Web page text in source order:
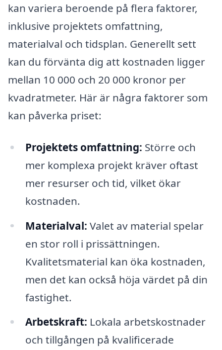
kan variera beroende på flera faktorer,
inklusive projektets omfattning,
materialval och tidsplan. Generellt sett
kan du förvänta dig att kostnaden ligger
mellan 10 000 och 20 000 kronor per
kvadratmeter. Här är några faktorer som
kan påverka priset:
Projektets omfattning: Större och
mer komplexa projekt kräver oftast
mer resurser och tid, vilket ökar
kostnaden.
Materialval: Valet av material spelar
en stor roll i prissättningen.
Kvalitetsmaterial kan öka kostnaden,
men det kan också höja värdet på din
fastighet.
Arbetskraft: Lokala arbetskostnader
och tillgången på kvalificerade